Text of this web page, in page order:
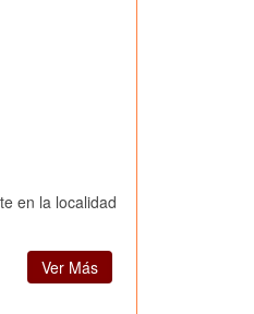
en la localidad
Ver Más